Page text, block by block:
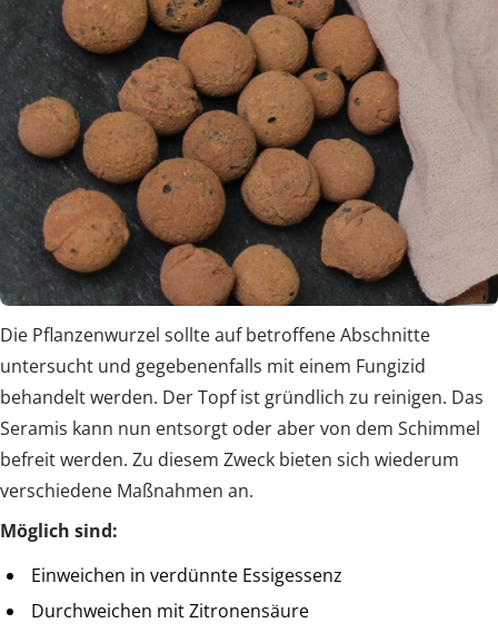
Die Pflanzenwurzel sollte auf betroffene Abschnitte
untersucht und gegebenenfalls mit einem Fungizid
behandelt werden. Der Topf ist gründlich zu reinigen. Das
Seramis kann nun entsorgt oder aber von dem Schimmel
befreit werden. Zu diesem Zweck bieten sich wiederum
verschiedene Maßnahmen an.
Möglich sind:
Einweichen in verdünnte Essigessenz
Durchweichen mit Zitronensäure